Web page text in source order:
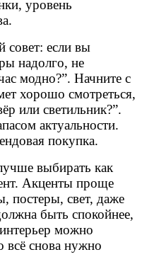
уровень
совет: если вы
надолго, не
модно?”. Начните с
хорошо смотреться,
или светильник?”.
актуальности.
покупка.
выбирать как
Акценты проще
постеры, свет, даже
быть спокойнее,
можно
всё снова нужно